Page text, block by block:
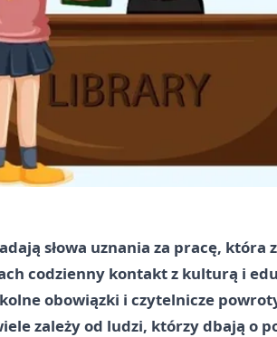
słowa uznania za pracę, która
codzienny kontakt z kulturą i
obowiązki i czytelnicze
zależy od ludzi, którzy dbają o